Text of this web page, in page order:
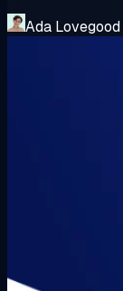
Ada Lovegood